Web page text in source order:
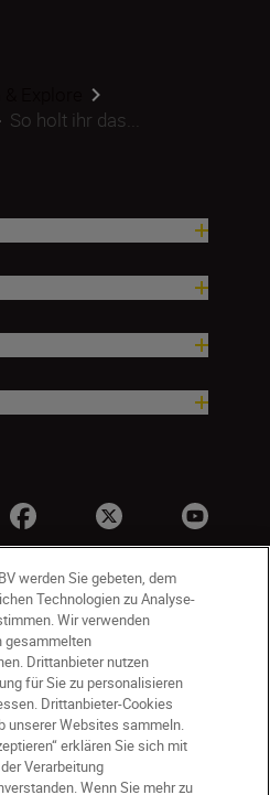
So holt ihr das...
des Nikon Stores
werden Sie gebeten, dem
Technologien zu Analyse-
Wir verwenden
gesammelten
Drittanbieter nutzen
für Sie zu personalisieren
Drittanbieter-Cookies
unserer Websites sammeln.
erklären Sie sich mit
Verarbeitung
Wenn Sie mehr zu